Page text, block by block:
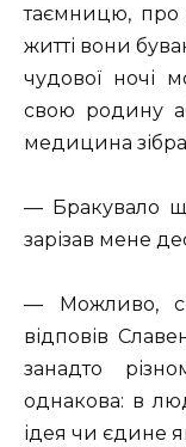
таємницю, про
житті вони
чудової ночі
свою родину
медицина
— Бракувало
зарізав мене
— Можливо,
відповів
занадто
однакова: в
ідея чи єдине